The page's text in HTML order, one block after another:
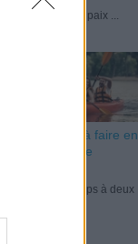
Votre lys de la paix ...
10 activités à faire en
couple qui ne
Passer du temps à deux